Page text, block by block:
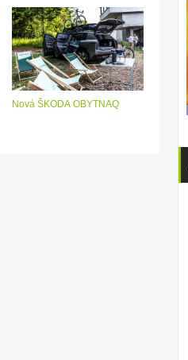
Nová ŠKODA OBYTNAQ